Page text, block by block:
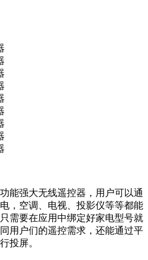
能强大无线遥控器，用户可以通
，空调、电视、投影仪等等都能
需要在应用中绑定好家电型号就
用户们的遥控需求，还能通过平
投屏。